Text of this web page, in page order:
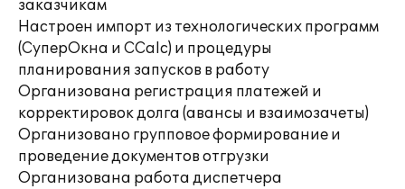
заказчикам
Настроен импорт из технологических программ
(СуперОкна и CCalc) и процедуры
планирования запусков в работу
Организована регистрация платежей и
корректировок долга (авансы и взаимозачеты)
Организовано групповое формирование и
проведение документов отгрузки
Организована работа диспетчера